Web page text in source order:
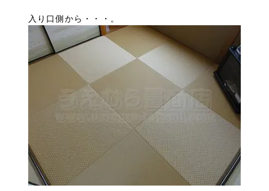
入り口側から・・・。